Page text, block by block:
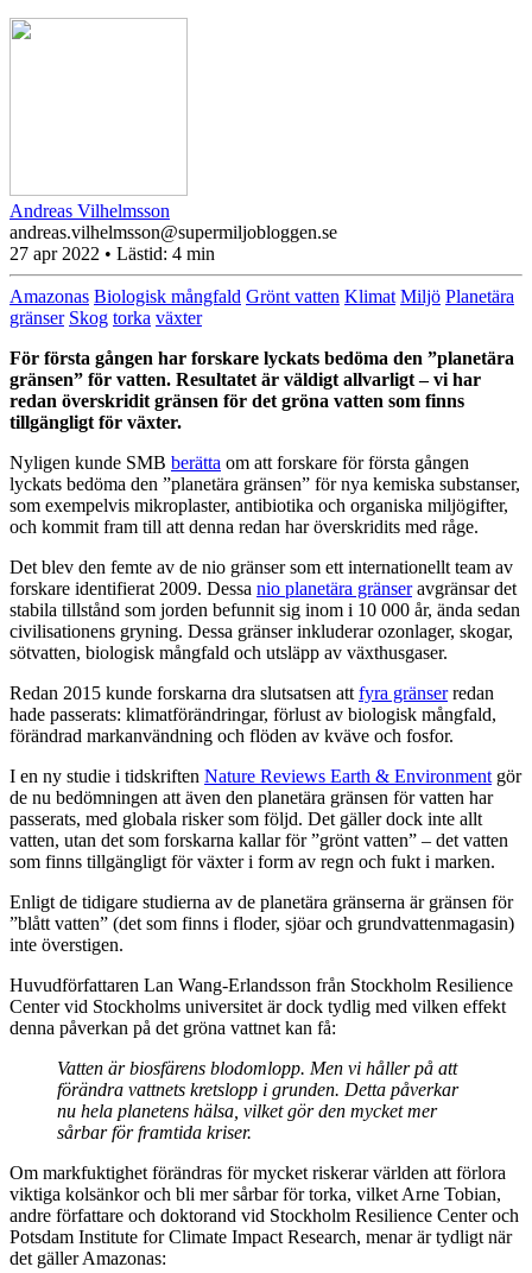
Andreas Vilhelmsson
andreas.vilhelmsson@supermiljobloggen.se
27 apr 2022 • Lästid: 4 min
Amazonas Biologisk mångfald Grönt vatten Klimat Miljö Planetära
gränser Skog torka växter
För första gången har forskare lyckats bedöma den ”planetära
gränsen” för vatten. Resultatet är väldigt allvarligt – vi har
redan överskridit gränsen för det gröna vatten som finns
tillgängligt för växter.
Nyligen kunde SMB berätta om att forskare för första gången
lyckats bedöma den ”planetära gränsen” för nya kemiska substanser,
som exempelvis mikroplaster, antibiotika och organiska miljögifter,
och kommit fram till att denna redan har överskridits med råge.
Det blev den femte av de nio gränser som ett internationellt team av
forskare identifierat 2009. Dessa nio planetära gränseravgränsar det
stabila tillstånd som jorden befunnit sig inom i 10 000 år, ända sedan
civilisationens gryning. Dessa gränser inkluderar ozonlager, skogar,
sötvatten, biologisk mångfald och utsläpp av växthusgaser.
Redan 2015 kunde forskarna dra slutsatsen att fyra gränserredan
hade passerats: klimatförändringar, förlust av biologisk mångfald,
förändrad markanvändning och flöden av kväve och fosfor.
I en ny studie i tidskriften Nature Reviews Earth & Environment gör
de nu bedömningen att även den planetära gränsen för vatten har
passerats, med globala risker som följd. Det gäller dock inte allt
vatten, utan det som forskarna kallar för ”grönt vatten” – det vatten
som finns tillgängligt för växter i form av regn och fukt i marken.
Enligt de tidigare studierna av de planetära gränserna är gränsen för
”blått vatten” (det som finns i floder, sjöar och grundvattenmagasin)
inte överstigen.
Huvudförfattaren Lan Wang-Erlandsson från Stockholm Resilience
Center vid Stockholms universitet är dock tydlig med vilken effekt
denna påverkan på det gröna vattnet kan få:
Vatten är biosfärens blodomlopp. Men vi håller på att
förändra vattnets kretslopp i grunden. Detta påverkar
nu hela planetens hälsa, vilket gör den mycket mer
sårbar för framtida kriser.
Om markfuktighet förändras för mycket riskerar världen att förlora
viktiga kolsänkor och bli mer sårbar för torka, vilket Arne Tobian,
andre författare och doktorand vid Stockholm Resilience Center och
Potsdam Institute for Climate Impact Research, menar är tydligt när
det gäller Amazonas: